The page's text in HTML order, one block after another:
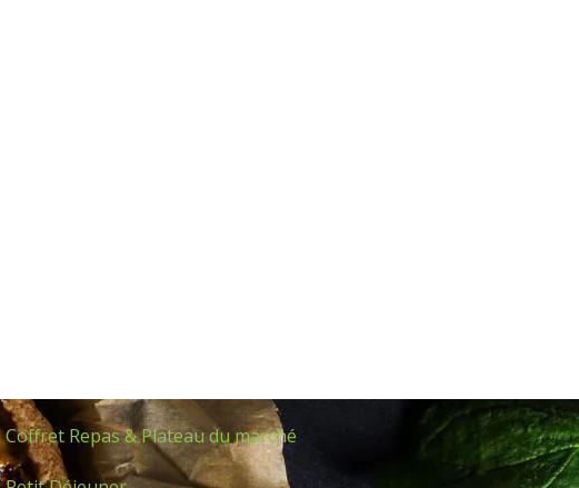
Coffret Repas & Plateau du marché